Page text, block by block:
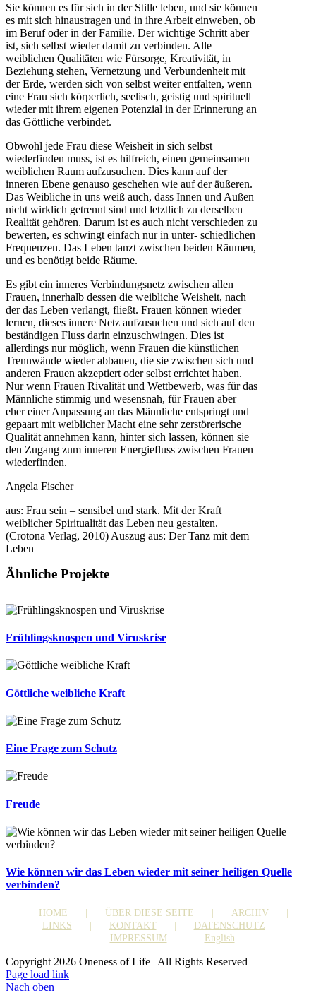
Sie können es für sich in der Stille leben, und sie können
es mit sich hinaustragen und in ihre Arbeit einweben, ob
im Beruf oder in der Familie. Der wichtige Schritt aber
ist, sich selbst wieder damit zu verbinden. Alle
weiblichen Qualitäten wie Fürsorge, Kreativität, in
Beziehung stehen, Vernetzung und Verbundenheit mit
der Erde, werden sich von selbst weiter entfalten, wenn
eine Frau sich körperlich, seelisch, geistig und spirituell
wieder mit ihrem eigenen Potenzial in der Erinnerung an
das Göttliche verbindet.
Obwohl jede Frau diese Weisheit in sich selbst
wiederfinden muss, ist es hilfreich, einen gemeinsamen
weiblichen Raum aufzusuchen. Dies kann auf der
inneren Ebene genauso geschehen wie auf der äußeren.
Das Weibliche in uns weiß auch, dass Innen und Außen
nicht wirklich getrennt sind und letztlich zu derselben
Realität gehören. Darum ist es auch nicht verschieden zu
bewerten, es schwingt einfach nur in unter- schiedlichen
Frequenzen. Das Leben tanzt zwischen beiden Räumen,
und es benötigt beide Räume.
Es gibt ein inneres Verbindungsnetz zwischen allen
Frauen, innerhalb dessen die weibliche Weisheit, nach
der das Leben verlangt, fließt. Frauen können wieder
lernen, dieses innere Netz aufzusuchen und sich auf den
beständigen Fluss darin einzuschwingen. Dies ist
allerdings nur möglich, wenn Frauen die künstlichen
Trennwände wieder abbauen, die sie zwischen sich und
anderen Frauen akzeptiert oder selbst errichtet haben.
Nur wenn Frauen Rivalität und Wettbewerb, was für das
Männliche stimmig und wesensnah, für Frauen aber
eher einer Anpassung an das Männliche entspringt und
gepaart mit weiblicher Macht eine sehr zerstörerische
Qualität annehmen kann, hinter sich lassen, können sie
den Zugang zum inneren Energiefluss zwischen Frauen
wiederfinden.
Angela Fischer
aus: Frau sein – sensibel und stark. Mit der Kraft
weiblicher Spiritualität das Leben neu gestalten.
(Crotona Verlag, 2010) Auszug aus: Der Tanz mit dem
Leben
Ähnliche Projekte
Frühlingsknospen und Viruskrise
Göttliche weibliche Kraft
Eine Frage zum Schutz
Freude
Wie können wir das Leben wieder mit seiner heiligen Quelle
verbinden?
HOME ÜBER DIESE SEITE
ARCHIV
LINKS
KONTAKT
DATENSCHUTZ
IMPRESSUM
English
Copyright 2026 Oneness of Life | All Rights Reserved
Page load link
Nach oben